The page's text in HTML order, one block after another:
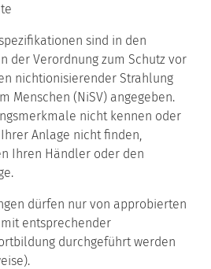
sind in den
der Verordnung zum Schutz vor
nichtionisierender Strahlung
Menschen (NiSV) angegeben.
nicht kennen oder
Anlage nicht finden,
Ihren Händler oder den
dürfen nur von approbierten
entsprechender
durchgeführt werden